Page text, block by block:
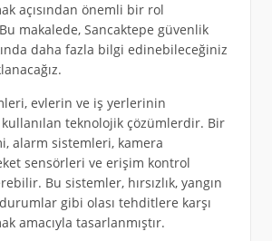
açısından önemli bir rol
makalede, Sancaktepe güvenlik
daha fazla bilgi edinebileceğiniz
evlerin ve iş yerlerinin
teknolojik çözümlerdir. Bir
alarm sistemleri, kamera
sensörleri ve erişim kontrol
Bu sistemler, hırsızlık, yangın
gibi olası tehditlere karşı
amacıyla tasarlanmıştır.